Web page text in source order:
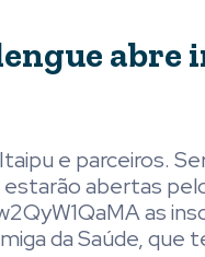
abre
e parceiros.
estarão abertas
as
da Saúde,